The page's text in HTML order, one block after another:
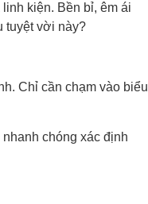
kiện. Bền bỉ, êm ái
tuyệt vời này?
Chỉ cần chạm vào biểu
chóng xác định